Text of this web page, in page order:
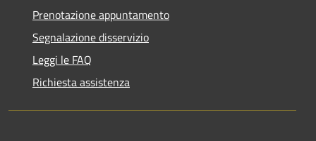
Prenotazione appuntamento
Segnalazione disservizio
Leggi le FAQ
Richiesta assistenza